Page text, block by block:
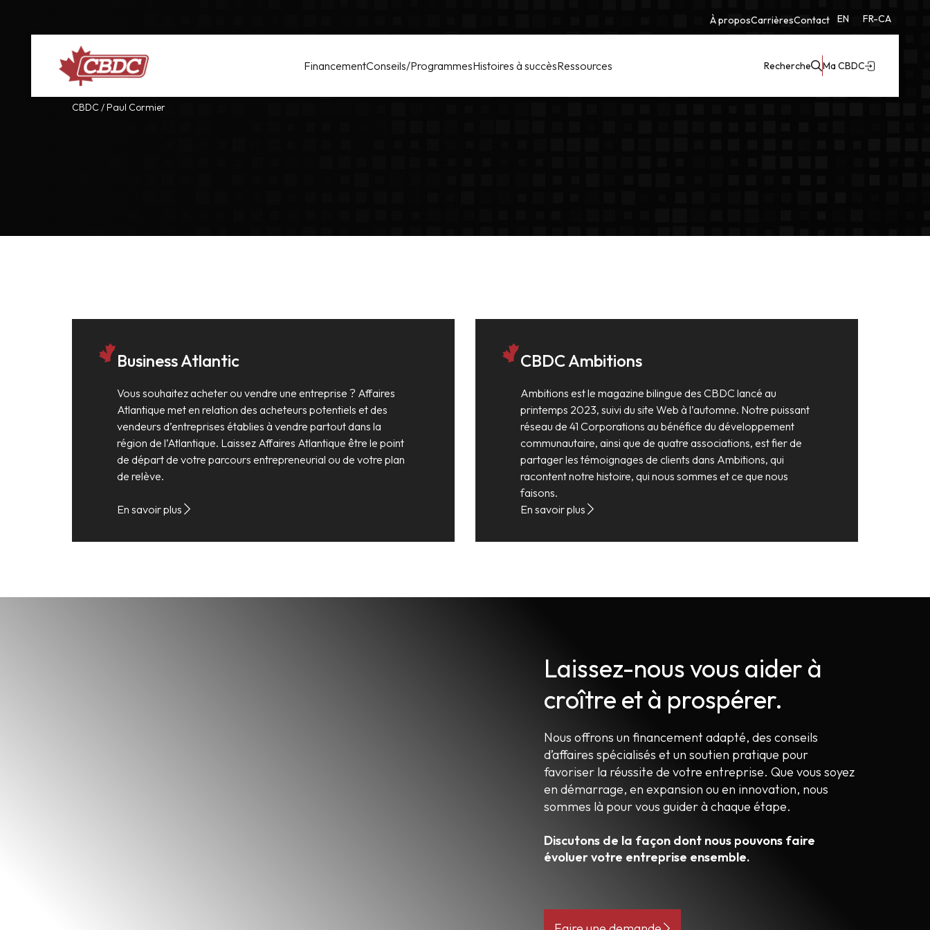
À proposCarrièresContact EN FR-CA
FinancementConseils/ProgrammesHistoires à succèsRessources Recherche Ma CBDC
CBDC /Paul Cormier
Business Atlantic
Vous souhaitez acheter ou vendre une entreprise ? Affaires
Atlantique met en relation des acheteurs potentiels et des
vendeurs d’entreprises établies à vendre partout dans la
région de l’Atlantique. Laissez Affaires Atlantique être le point
de départ de votre parcours entrepreneurial ou de votre plan
de relève.
En savoir plus
CBDC Ambitions
Ambitions est le magazine bilingue des CBDC lancé au
printemps 2023, suivi du site Web à l’automne. Notre puissant
réseau de 41 Corporations au bénéfice du développement
communautaire, ainsi que de quatre associations, est fier de
partager les témoignages de clients dans Ambitions, qui
racontent notre histoire, qui nous sommes et ce que nous
faisons.
En savoir plus
Laissez-nous vous aider à
croître et à prospérer.
Nous offrons un financement adapté, des conseils
d’affaires spécialisés et un soutien pratique pour
favoriser la réussite de votre entreprise. Que vous soyez
en démarrage, en expansion ou en innovation, nous
sommes là pour vous guider à chaque étape.
Discutons de la façon dont nous pouvons faire
évoluer votre entreprise ensemble.